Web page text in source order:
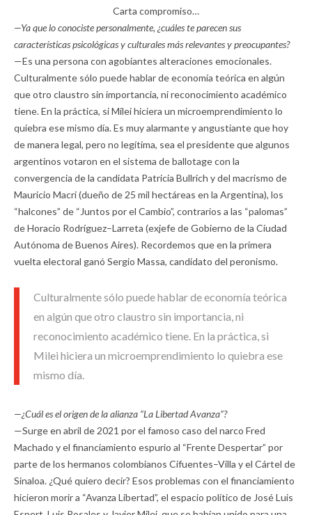
Carta compromiso…
—Ya que lo conociste personalmente, ¿cuáles te parecen sus
características psicológicas y culturales más relevantes y preocupantes?
—Es una persona con agobiantes alteraciones emocionales.
Culturalmente sólo puede hablar de economía teórica en algún
que otro claustro sin importancia, ni reconocimiento académico
tiene. En la práctica, si Milei hiciera un microemprendimiento lo
quiebra ese mismo día. Es muy alarmante y angustiante que hoy
de manera legal, pero no legítima, sea el presidente que algunos
argentinos votaron en el sistema de ballotage con la
convergencia de la candidata Patricia Bullrich y del macrismo de
Mauricio Macri (dueño de 25 mil hectáreas en la Argentina), los
“halcones” de “Juntos por el Cambio”, contrarios a las “palomas”
de Horacio Rodríguez–Larreta (exjefe de Gobierno de la Ciudad
Autónoma de Buenos Aires). Recordemos que en la primera
vuelta electoral ganó Sergio Massa, candidato del peronismo.
Culturalmente sólo puede hablar de economía teórica
en algún que otro claustro sin importancia, ni
reconocimiento académico tiene. En la práctica, si
Milei hiciera un microemprendimiento lo quiebra ese
mismo día.
—¿Cuál es el origen de la alianza “La Libertad Avanza”?
—Surge en abril de 2021 por el famoso caso del narco Fred
Machado y el financiamiento espurio al “Frente Despertar” por
parte de los hermanos colombianos Cifuentes–Villa y el Cártel de
Sinaloa. ¿Qué quiero decir? Esos problemas con el financiamiento
hicieron morir a “Avanza Libertad”, el espacio político de José Luis